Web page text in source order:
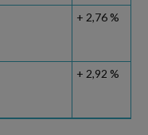
+ 2,76 %
+ 2,92 %